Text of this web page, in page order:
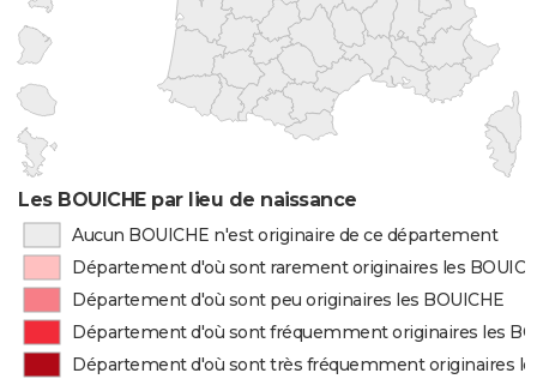
Les BOUICHE par lieu de naissance
Aucun BOUICHE n'est originaire de ce département
Département d'où sont rarement originaires les
Département d'où sont peu originaires les BOUICHE
Département d'où sont fréquemment originaires les
Département d'où sont très fréquemment originaires